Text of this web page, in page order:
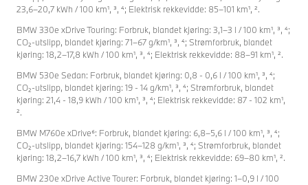
23,6–20,7 kWh / 100 km¹, ³, ⁴; Elektrisk rekkevidde: 85–101 km¹, ².
BMW 330e xDrive Touring: Forbruk, blandet kjøring: 3,1–3 l / 100 km¹, ³, ⁴;
CO₂-utslipp, blandet kjøring: 71–67 g/km¹, ³, ⁴; Strømforbruk, blandet
kjøring: 18,2–17,8 kWh / 100 km¹, ³, ⁴; Elektrisk rekkevidde: 88–91 km¹, ².
BMW 530e Sedan: Forbruk, blandet kjøring: 0,8 - 0,6 l / 100 km¹, ³, ⁴;
CO₂-utslipp, blandet kjøring: 19 - 14 g/km¹, ³, ⁴; Strømforbruk, blandet
kjøring: 21,4 - 18,9 kWh / 100 km¹, ³, ⁴; Elektrisk rekkevidde: 87 - 102 km¹,
².
BMW M760e xDrive⁶: Forbruk, blandet kjøring: 6,8–5,6 l / 100 km¹, ³, ⁴;
CO₂-utslipp, blandet kjøring: 154–128 g/km¹, ³, ⁴; Strømforbruk, blandet
kjøring: 18,2–16,7 kWh / 100 km¹, ³, ⁴; Elektrisk rekkevidde: 69–80 km¹, ².
BMW 230e xDrive Active Tourer: Forbruk, blandet kjøring: 1–0,9 l / 100